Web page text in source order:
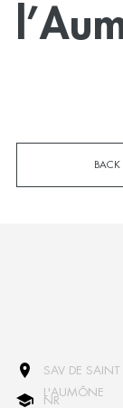
BACK
SAV DE
L'AUMÔNE
NR